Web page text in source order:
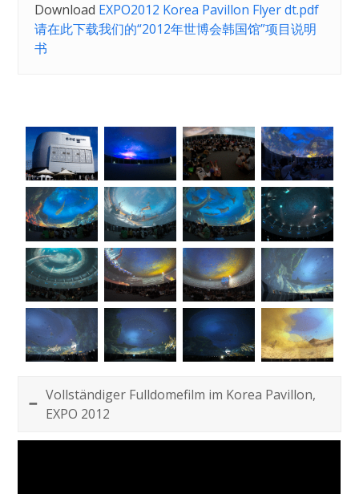
Download EXPO2012 Korea Pavillon Flyer dt.pdf
请在此下载我们的“2012年世博会韩国馆”项目说明
书
Vollständiger Fulldomefilm im Korea Pavillon,
EXPO 2012